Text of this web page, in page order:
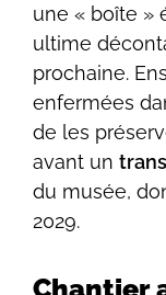
une « boîte »
ultime
prochaine.
enfermées
de les
avant un
du musée,
2029.
Chantier